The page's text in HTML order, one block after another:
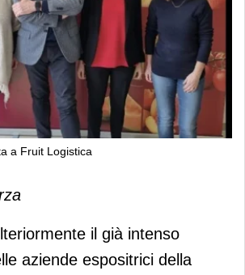
a Fruit Logistica
a Fruit
il già intenso
aziende espositrici della